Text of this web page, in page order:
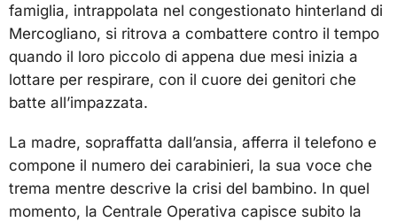
famiglia, intrappolata nel congestionato hinterland di
Mercogliano, si ritrova a combattere contro il tempo
quando il loro piccolo di appena due mesi inizia a
lottare per respirare, con il cuore dei genitori che
batte all’impazzata.
La madre, sopraffatta dall’ansia, afferra il telefono e
compone il numero dei carabinieri, la sua voce che
trema mentre descrive la crisi del bambino. In quel
momento, la Centrale Operativa capisce subito la